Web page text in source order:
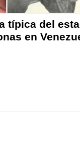
típica del
en